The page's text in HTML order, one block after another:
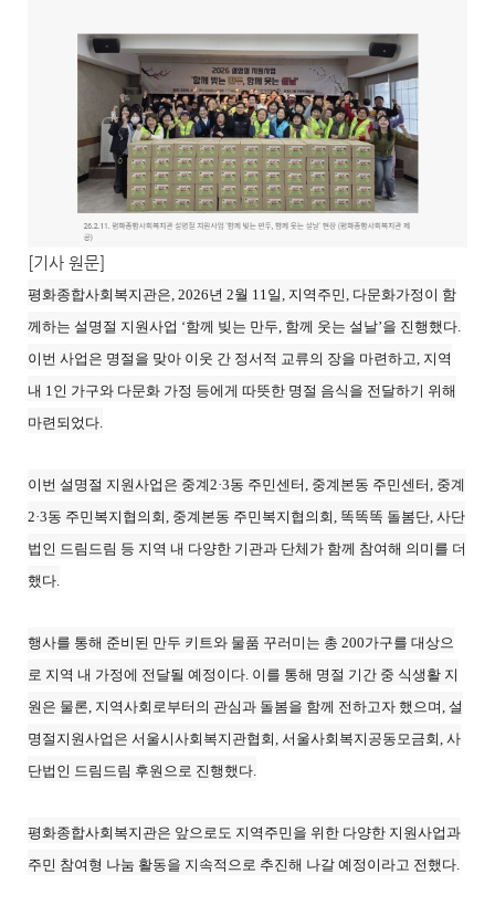
[기사 원문]
평화종합사회복지관은, 2026년 2월 11일, 지역주민, 다문화가정이 함
께하는 설명절 지원사업 ‘함께 빚는 만두, 함께 웃는 설날’을 진행했다.
이번 사업은 명절을 맞아 이웃 간 정서적 교류의 장을 마련하고, 지역
내 1인 가구와 다문화 가정 등에게 따뜻한 명절 음식을 전달하기 위해
마련되었다.
이번 설명절 지원사업은 중계2·3동 주민센터, 중계본동 주민센터, 중계
2·3동 주민복지협의회, 중계본동 주민복지협의회, 똑똑똑 돌봄단, 사단
법인 드림드림 등 지역 내 다양한 기관과 단체가 함께 참여해 의미를 더
했다.
행사를 통해 준비된 만두 키트와 물품 꾸러미는 총 200가구를 대상으
로 지역 내 가정에 전달될 예정이다. 이를 통해 명절 기간 중 식생활 지
원은 물론, 지역사회로부터의 관심과 돌봄을 함께 전하고자 했으며, 설
명절지원사업은 서울시사회복지관협회, 서울사회복지공동모금회, 사
단법인 드림드림 후원으로 진행했다.
평화종합사회복지관은 앞으로도 지역주민을 위한 다양한 지원사업과
주민 참여형 나눔 활동을 지속적으로 추진해 나갈 예정이라고 전했다.